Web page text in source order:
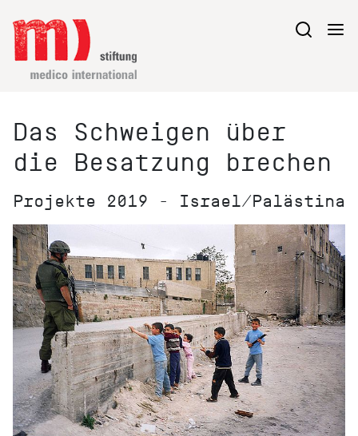
Das Schweigen über
die Besatzung brechen
Projekte 2019 - Israel/Palästina